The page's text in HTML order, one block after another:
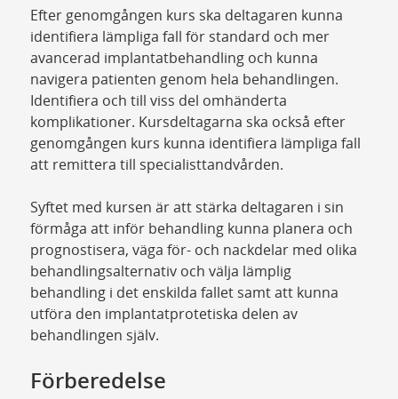
Efter genomgången kurs ska deltagaren kunna
identifiera lämpliga fall för standard och mer
avancerad implantatbehandling och kunna
navigera patienten genom hela behandlingen.
Identifiera och till viss del omhänderta
komplikationer. Kursdeltagarna ska också efter
genomgången kurs kunna identifiera lämpliga fall
att remittera till specialisttandvården.
Syftet med kursen är att stärka deltagaren i sin
förmåga att inför behandling kunna planera och
prognostisera, väga för- och nackdelar med olika
behandlingsalternativ och välja lämplig
behandling i det enskilda fallet samt att kunna
utföra den implantatprotetiska delen av
behandlingen själv.
Förberedelse